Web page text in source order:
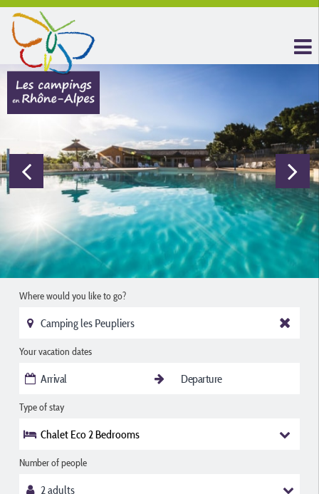
Where would you like to go?
Your vacation dates
Type of stay
Chalet Eco 2 Bedrooms
Number of people